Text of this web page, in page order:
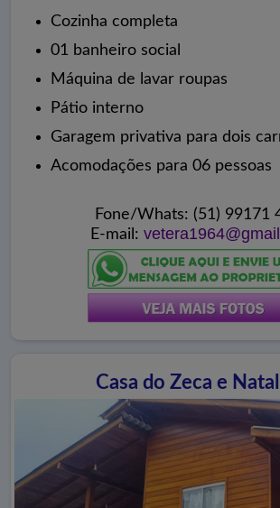
Cozinha completa
01 banheiro social
Máquina de lavar roupas
Pátio interno
Garagem privativa para dois
Acomodações para 06 pessoas
Fone/Whats: (51) 99171
E-mail:
Casa do Zeca e